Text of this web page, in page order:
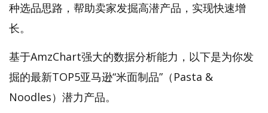
种选品思路，帮助卖家发掘高潜产品，实现快速增
长。
基于AmzChart强大的数据分析能力，以下是为你发
掘的最新TOP5亚马逊“米面制品”（Pasta &
Noodles）潜力产品。